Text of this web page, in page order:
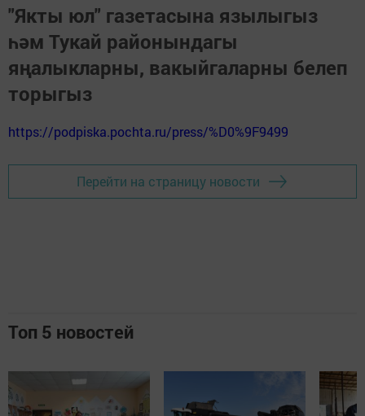
"Якты юл" газетасына язылыгыз
һәм Тукай районындагы
яңалыкларны, вакыйгаларны белеп
торыгыз
https://podpiska.pochta.ru/press/%D0%9F9499
Перейти на страницу новости
Топ 5 новостей